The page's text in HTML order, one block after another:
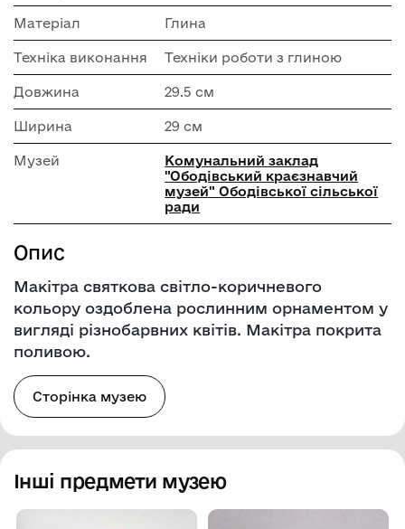
Матеріал Глина
Техніка виконання Техніки роботи з глиною
Довжина 29.5 см
Ширина 29 см
Музей
Комунальний заклад
"Ободівський краєзнавчий
музей" Ободівської сільської
ради
Опис
Макітра святкова світло-коричневого
кольору оздоблена рослинним орнаментом у
вигляді різнобарвних квітів. Макітра покрита
поливою.
Сторінка музею
Інші предмети музею